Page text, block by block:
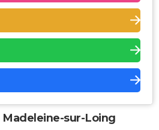
Madeleine-sur-Loing